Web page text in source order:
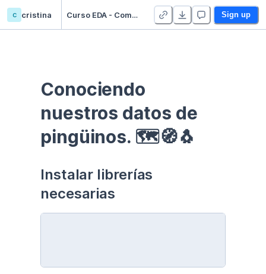
c cristina Curso EDA - Communication - Duplicate Sign up
Conociendo
nuestros datos de
pingüinos. 🗺🧭🐧
Instalar librerías
necesarias